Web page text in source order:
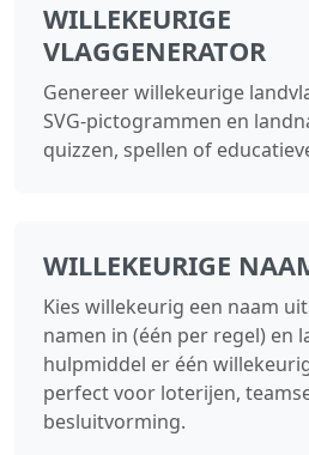
WILLEKEURIGE
VLAGGENERATOR
Genereer willekeurige
SVG-pictogrammen en
quizzen, spellen of
WILLEKEURIGE
Kies willekeurig een naam
namen in (één per regel) en
hulpmiddel er één
perfect voor loterijen,
besluitvorming.